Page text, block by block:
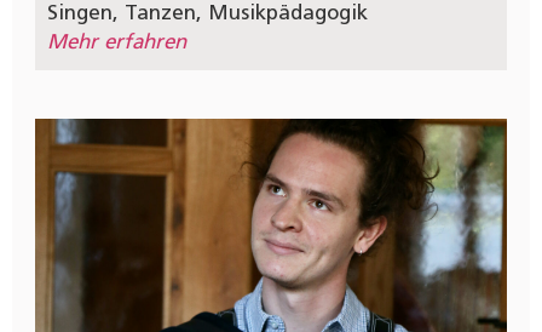
Singen, Tanzen, Musikpädagogik
Mehr erfahren